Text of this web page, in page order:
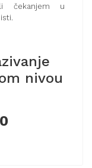
čekanjem u
nivou